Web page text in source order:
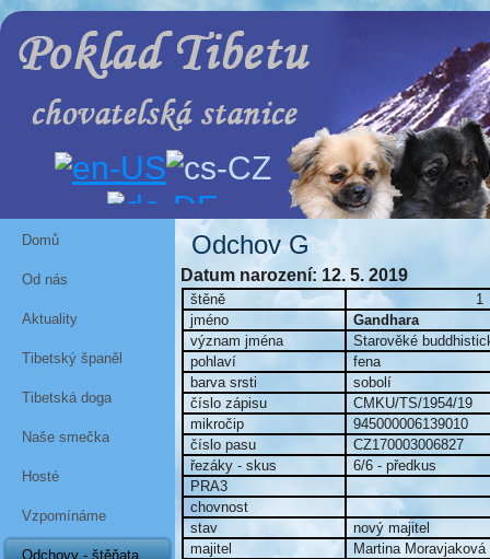
Domů
Od nás
Aktuality
Tibetský španěl
Tibetská doga
Naše smečka
Hosté
Vzpomínáme
Odchovy - štěňata
Odchov G
Datum narození: 12. 5. 2019
štěně
1
jméno
Gandhara
význam jména
Starověké
pohlaví
fena
barva srsti
sobolí
číslo zápisu
CMKU/TS/1954/19
mikročip
945000006139010
číslo pasu
CZ170003006827
řezáky - skus
6/6 - předkus
PRA3
chovnost
stav
nový majitel
majitel
Martina Moravjaková